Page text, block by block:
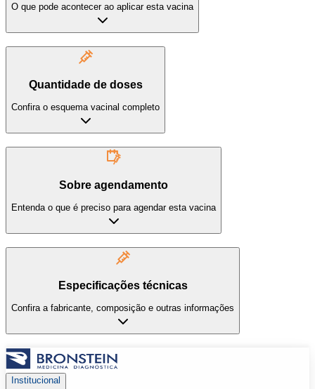
O que pode acontecer ao aplicar esta vacina
Quantidade de doses
Confira o esquema vacinal completo
Sobre agendamento
Entenda o que é preciso para agendar esta vacina
Especificações técnicas
Confira a fabricante, composição e outras informações
Institucional